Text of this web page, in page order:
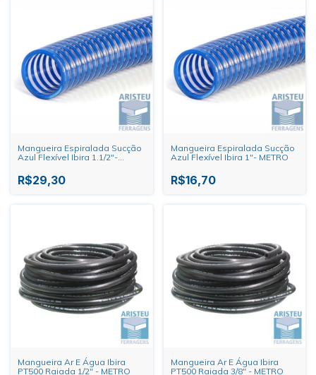
Mangueira Espiralada Sucção
Azul Flexível Ibira 1.1/2"-
R$29,30
Mangueira Espiralada Sucção
Azul Flexível Ibira 1"- METRO
R$16,70
Mangueira Ar E Água Ibira
PT500 Raiada 1/2" - METRO
Mangueira Ar E Água Ibira
PT500 Raiada 3/8" - METRO